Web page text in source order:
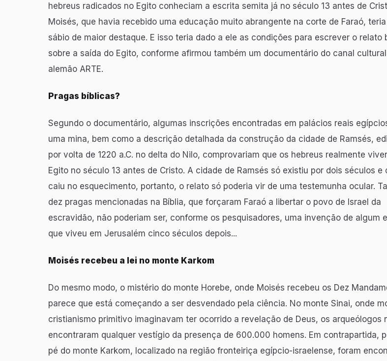
hebreus radicados no Egito conheciam a escrita semita já no século 13 antes de
Moisés, que havia recebido uma educação muito abrangente na corte de Faraó,
sábio de maior destaque. E isso teria dado a ele as condições para escrever o relato
sobre a saída do Egito, conforme afirmou também um documentário do canal
alemão ARTE.
Pragas bíblicas?
Segundo o documentário, algumas inscrições encontradas em palácios reais
uma mina, bem como a descrição detalhada da construção da cidade de Ramsés,
por volta de 1220 a.C. no delta do Nilo, comprovariam que os hebreus realmente
Egito no século 13 antes de Cristo. A cidade de Ramsés só existiu por dois séculos e
caiu no esquecimento, portanto, o relato só poderia vir de uma testemunha ocular.
dez pragas mencionadas na Bíblia, que forçaram Faraó a libertar o povo de Israel da
escravidão, não poderiam ser, conforme os pesquisadores, uma invenção de algum
que viveu em Jerusalém cinco séculos depois...
Moisés recebeu a lei no monte Karkom
Do mesmo modo, o mistério do monte Horebe, onde Moisés recebeu os Dez
parece que está começando a ser desvendado pela ciência. No monte Sinai, onde
cristianismo primitivo imaginavam ter ocorrido a revelação de Deus, os arqueólogos
encontraram qualquer vestígio da presença de 600.000 homens. Em contrapartida,
pé do monte Karkom, localizado na região fronteiriça egípcio-israelense, foram